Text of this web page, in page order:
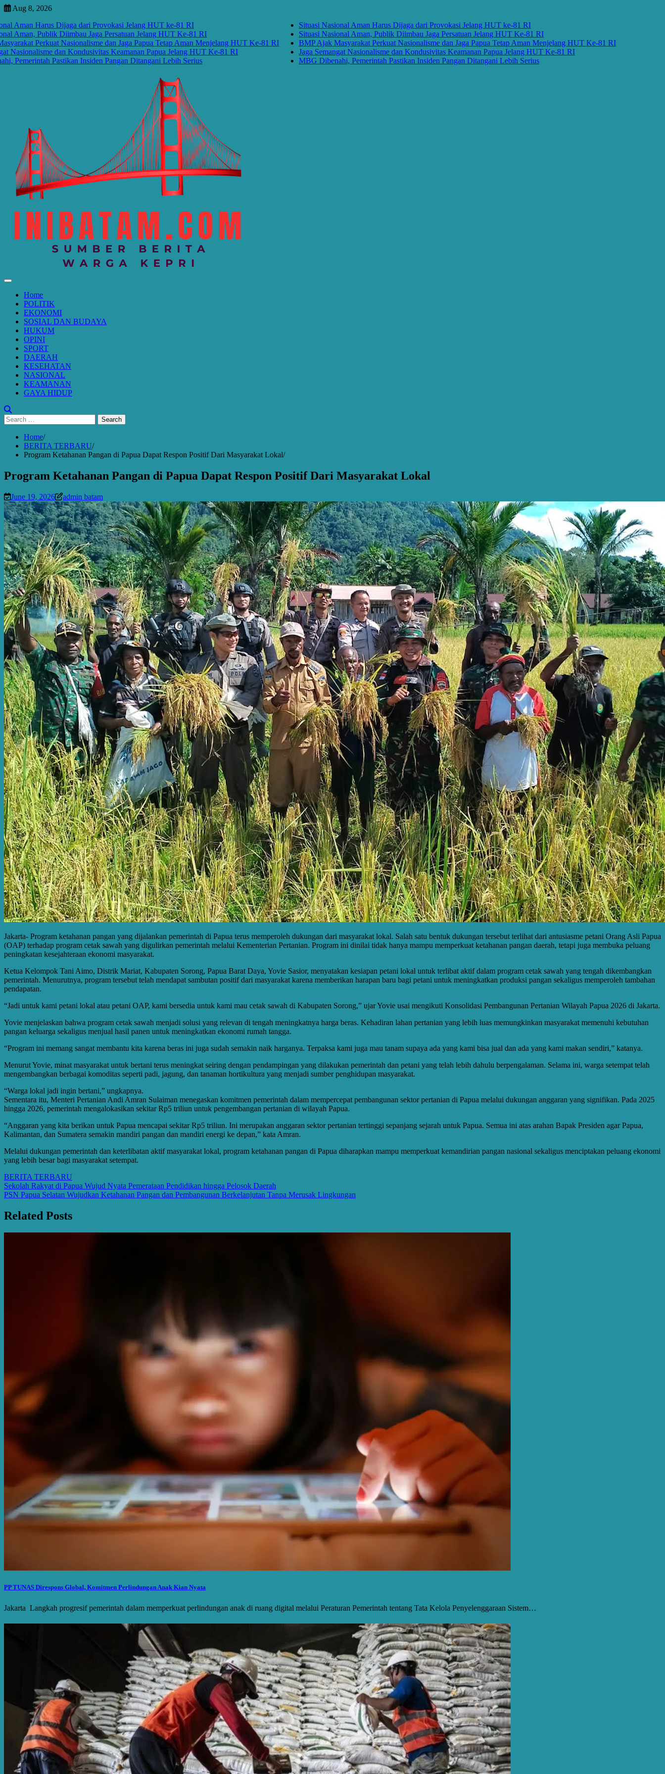
Skip
content
Aug 8, 2026
Harus Dijaga dari Provokasi Jelang HUT ke-81 RI
Publik Diimbau Jaga Persatuan Jelang HUT Ke-81 RI
Perkuat Nasionalisme dan Jaga Papua Tetap Aman Menjelang HUT Ke-81 RI
dan Kondusivitas Keamanan Papua Jelang HUT Ke-81 RI
Pastikan Insiden Pangan Ditangani Lebih Serius
Situasi Nasional Aman Harus Dijaga dari Provokasi Jelang HUT ke-81 RI
Situasi Nasional Aman, Publik Diimbau Jaga Persatuan Jelang HUT Ke-81 RI
BMP Ajak Masyarakat Perkuat Nasionalisme dan Jaga Papua Tetap Aman Menjelang HUT Ke-81 RI
Jaga Semangat Nasionalisme dan Kondusivitas Keamanan Papua Jelang HUT Ke-81 RI
MBG Dibenahi, Pemerintah Pastikan Insiden Pangan Ditangani Lebih Serius
Home
POLITIK
EKONOMI
SOSIAL DAN BUDAYA
HUKUM
OPINI
SPORT
DAERAH
KESEHATAN
NASIONAL
KEAMANAN
GAYA HIDUP
Search
for:
Home
BERITA TERBARU
Program Ketahanan Pangan di Papua Dapat Respon Positif Dari Masyarakat Lokal
Program Ketahanan Pangan di Papua Dapat Respon Positif Dari Masyarakat Lokal
June 19, 2026 admin batam
Jakarta- Program ketahanan pangan yang dijalankan pemerintah di Papua terus memperoleh dukungan dari masyarakat lokal. Salah satu bentuk dukungan tersebut terlihat dari antusiasme petani Orang Asli Papua
(OAP) terhadap program cetak sawah yang digulirkan pemerintah melalui Kementerian Pertanian. Program ini dinilai tidak hanya mampu memperkuat ketahanan pangan daerah, tetapi juga membuka peluang
peningkatan kesejahteraan ekonomi masyarakat.
Ketua Kelompok Tani Aimo, Distrik Mariat, Kabupaten Sorong, Papua Barat Daya, Yovie Sasior, menyatakan kesiapan petani lokal untuk terlibat aktif dalam program cetak sawah yang tengah dikembangkan
pemerintah. Menurutnya, program tersebut telah mendapat sambutan positif dari masyarakat karena memberikan harapan baru bagi petani untuk meningkatkan produksi pangan sekaligus memperoleh tambahan
pendapatan.
“Jadi untuk kami petani lokal atau petani OAP, kami bersedia untuk kami mau cetak sawah di Kabupaten Sorong,” ujar Yovie usai mengikuti Konsolidasi Pembangunan Pertanian Wilayah Papua 2026 di Jakarta.
Yovie menjelaskan bahwa program cetak sawah menjadi solusi yang relevan di tengah meningkatnya harga beras. Kehadiran lahan pertanian yang lebih luas memungkinkan masyarakat memenuhi kebutuhan
pangan keluarga sekaligus menjual hasil panen untuk meningkatkan ekonomi rumah tangga.
“Program ini memang sangat membantu kita karena beras ini juga sudah semakin naik harganya. Terpaksa kami juga mau tanam supaya ada yang kami bisa jual dan ada yang kami makan sendiri,” katanya.
Menurut Yovie, minat masyarakat untuk bertani terus meningkat seiring dengan pendampingan yang dilakukan pemerintah dan petani yang telah lebih dahulu berpengalaman. Selama ini, warga setempat telah
mengembangkan berbagai komoditas seperti padi, jagung, dan tanaman hortikultura yang menjadi sumber penghidupan masyarakat.
“Warga lokal jadi ingin bertani,” ungkapnya.
Sementara itu, Menteri Pertanian Andi Amran Sulaiman menegaskan komitmen pemerintah dalam mempercepat pembangunan sektor pertanian di Papua melalui dukungan anggaran yang signifikan. Pada 2025
hingga 2026, pemerintah mengalokasikan sekitar Rp5 triliun untuk pengembangan pertanian di wilayah Papua.
“Anggaran yang kita berikan untuk Papua mencapai sekitar Rp5 triliun. Ini merupakan anggaran sektor pertanian tertinggi sepanjang sejarah untuk Papua. Semua ini atas arahan Bapak Presiden agar Papua,
Kalimantan, dan Sumatera semakin mandiri pangan dan mandiri energi ke depan,” kata Amran.
Melalui dukungan pemerintah dan keterlibatan aktif masyarakat lokal, program ketahanan pangan di Papua diharapkan mampu memperkuat kemandirian pangan nasional sekaligus menciptakan peluang ekonomi
yang lebih besar bagi masyarakat setempat.
BERITA TERBARU
Post
navigation
Sekolah Rakyat di Papua Wujud Nyata Pemerataan Pendidikan hingga Pelosok Daerah
PSN Papua Selatan Wujudkan Ketahanan Pangan dan Pembangunan Berkelanjutan Tanpa Merusak Lingkungan
Related Posts
PP TUNAS Direspons Global, Komitmen Perlindungan Anak Kian Nyata
Jakarta  Langkah progresif pemerintah dalam memperkuat perlindungan anak di ruang digital melalui Peraturan Pemerintah tentang Tata Kelola Penyelenggaraan Sistem…